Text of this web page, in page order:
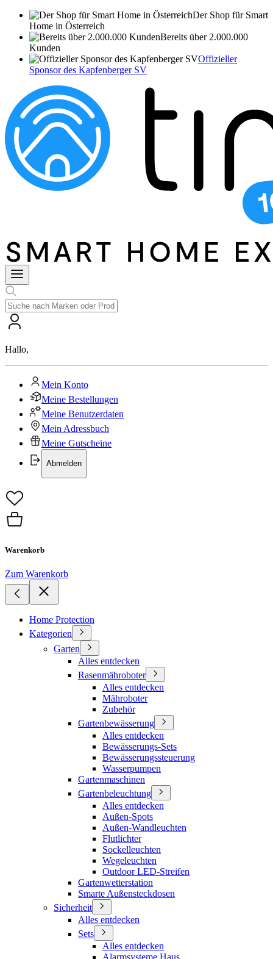
Der Shop für Smart
Home in Österreich
Bereits über 2.000.000
Kunden
Offizieller
Sponsor des Kapfenberger SV
Hallo,
Mein Konto
Meine Bestellungen
Meine Benutzerdaten
Mein Adressbuch
Meine Gutscheine
Abmelden
Warenkorb
Zum Warenkorb
Home Protection
Kategorien
Garten
Alles entdecken
Rasenmähroboter
Alles entdecken
Mähroboter
Zubehör
Gartenbewässerung
Alles entdecken
Bewässerungs-Sets
Bewässerungssteuerung
Wasserpumpen
Gartenmaschinen
Gartenbeleuchtung
Alles entdecken
Außen-Spots
Außen-Wandleuchten
Flutlichter
Sockelleuchten
Wegeleuchten
Outdoor LED-Streifen
Gartenwetterstation
Smarte Außensteckdosen
Sicherheit
Alles entdecken
Sets
Alles entdecken
Alarmsysteme Haus